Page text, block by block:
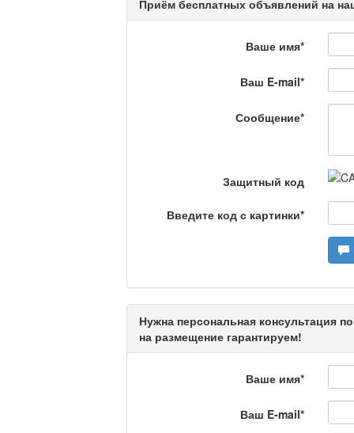
Кәусар
На полицейской
специалистов.
Камертон
Актуальный вопрос
Кто поможет
Сделано в Актобе /
Приём бесплатных объявлений на
Ваше имя*
Ваш E-mail*
Сообщение*
Защитный код
Введите код с картинки*
Нужна персональная консультация
на размещение гарантируем!
Ваше имя*
Ваш E-mail*